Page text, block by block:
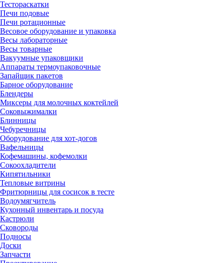
Тестораскатки
Печи подовые
Печи ротационные
Весовое оборудование и упаковка
Весы лабораторные
Весы товарные
Вакуумные упаковщики
Аппараты термоупаковочные
Запайщик пакетов
Барное оборудование
Блендеры
Миксеры для молочных коктейлей
Соковыжималки
Блинницы
Чебуречницы
Оборудование для хот-догов
Вафельницы
Кофемашины, кофемолки
Сокоохладители
Кипятильники
Тепловые витрины
Фритюрницы для сосисок в тесте
Водоумягчитель
Кухонный инвентарь и посуда
Кастрюли
Сковороды
Подносы
Доски
Запчасти